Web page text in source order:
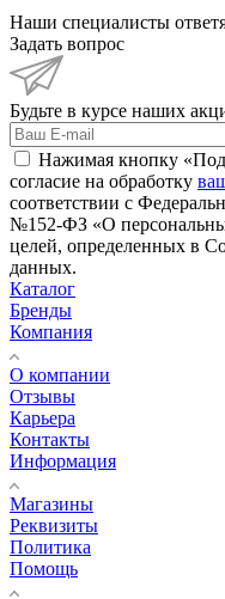
Наши специалисты
Задать вопрос
Будьте в курсе наших
Нажимая кнопку
согласие на обработку
соответствии с
№152-ФЗ «О
целей, определенных в
данных.
Каталог
Бренды
Компания
О компании
Отзывы
Карьера
Контакты
Информация
Магазины
Реквизиты
Политика
Помощь